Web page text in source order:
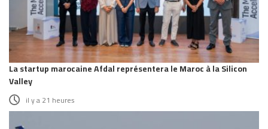
La startup marocaine Afdal représentera le Maroc à la Silicon
Valley
il y a 21 heures